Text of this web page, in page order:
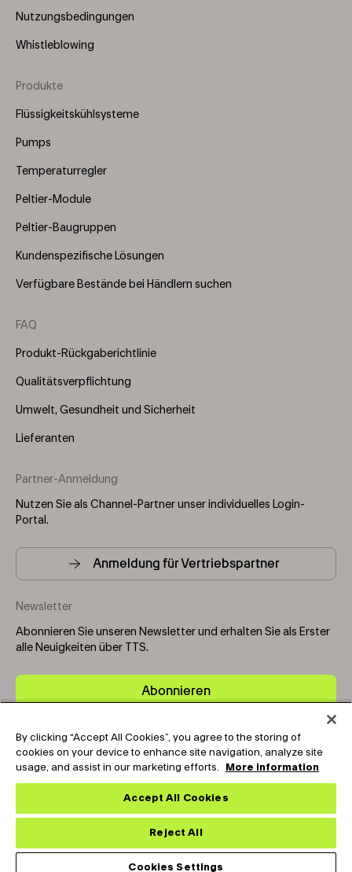
Nutzungsbedingungen
Whistleblowing
Footer
Menu
Produkte
Flüssigkeitskühlsysteme
Pumps
Temperaturregler
Peltier-Module
Peltier-Baugruppen
Kundenspezifische Lösungen
Verfügbare Bestände bei Händlern suchen
FAQ
Produkt-Rückgaberichtlinie
Qualitätsverpflichtung
Umwelt, Gesundheit und Sicherheit
Lieferanten
Partner-Anmeldung
Nutzen Sie als Channel-Partner unser individuelles Login-
Portal.
Anmeldung für Vertriebspartner
Newsletter
Abonnieren Sie unseren Newsletter und erhalten Sie als Erster
alle Neuigkeiten über TTS.
Abonnieren
Copyright © 2025-2026 Tark Thermal Solutions. All rights
reserved.
Socials
By clicking “Accept All Cookies”, you agree to the storing of
cookies on your device to enhance site navigation, analyze site
usage, and assist in our marketing efforts.
More information
Accept All Cookies
Reject All
Cookies Settings